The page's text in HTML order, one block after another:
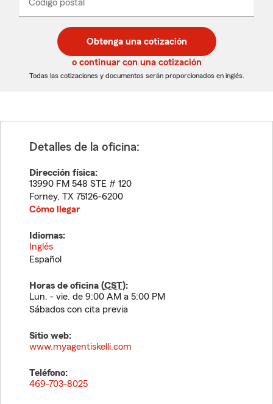
desplegable
Código postal
de
5
dígitos
de
5
dígitos
_____
Obtenga una cotización
o continuar con una cotización
Todas las cotizaciones y documentos serán proporcionados en inglés.
Detalles de la oficina:
Dirección física:
13990 FM 548 STE # 120
Forney, TX 75126-6200
Cómo llegar
Idiomas:
Inglés
Español
Horas de oficina (CST):
Lun. - vie. de 9:00 AM a 5:00 PM
Sábados con cita previa
Sitio web:
www.myagentiskelli.com
Teléfono:
469-703-8025